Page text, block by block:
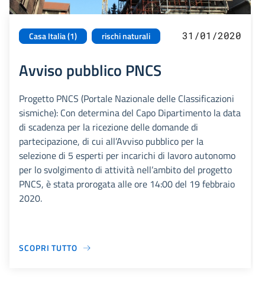
Casa Italia (1) rischi naturali 31/01/2020
Avviso pubblico PNCS
Progetto PNCS (Portale Nazionale delle Classificazioni
sismiche): Con determina del Capo Dipartimento la data
di scadenza per la ricezione delle domande di
partecipazione, di cui all’Avviso pubblico per la
selezione di 5 esperti per incarichi di lavoro autonomo
per lo svolgimento di attività nell’ambito del progetto
PNCS, è stata prorogata alle ore 14:00 del 19 febbraio
2020.
SCOPRI TUTTO